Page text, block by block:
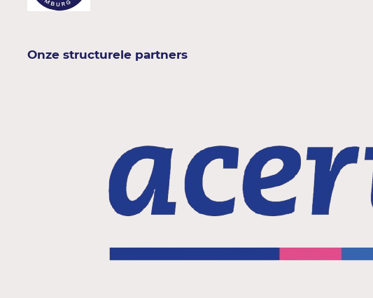
Onze structurele partners